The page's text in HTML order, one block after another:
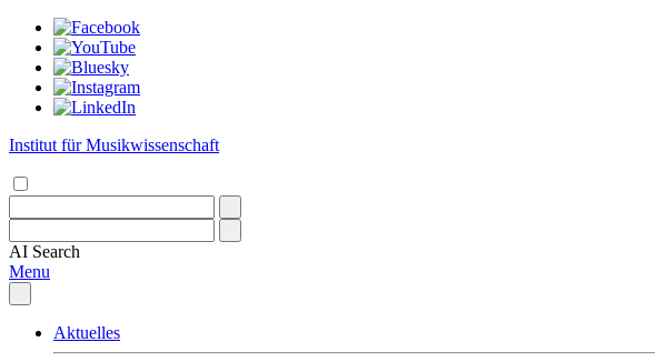
Institut für Musikwissenschaft
AI Search
Menu
Aktuelles